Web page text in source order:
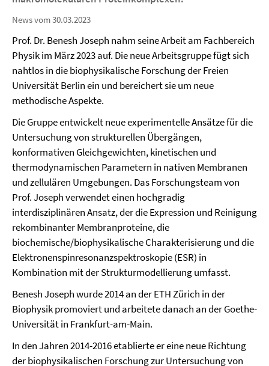
News vom 30.03.2023
Prof. Dr. Benesh Joseph nahm seine Arbeit am Fachbereich
Physik im März 2023 auf. Die neue Arbeitsgruppe fügt sich
nahtlos in die biophysikalische Forschung der Freien
Universität Berlin ein und bereichert sie um neue
methodische Aspekte.
Die Gruppe entwickelt neue experimentelle Ansätze für die
Untersuchung von strukturellen Übergängen,
konformativen Gleichgewichten, kinetischen und
thermodynamischen Parametern in nativen Membranen
und zellulären Umgebungen. Das Forschungsteam von
Prof. Joseph verwendet einen hochgradig
interdisziplinären Ansatz, der die Expression und Reinigung
rekombinanter Membranproteine, die
biochemische/biophysikalische Charakterisierung und die
Elektronenspinresonanzspektroskopie (ESR) in
Kombination mit der Strukturmodellierung umfasst.
Benesh Joseph wurde 2014 an der ETH Zürich in der
Biophysik promoviert und arbeitete danach an der Goethe-
Universität in Frankfurt-am-Main.
In den Jahren 2014-2016 etablierte er eine neue Richtung
der biophysikalischen Forschung zur Untersuchung von